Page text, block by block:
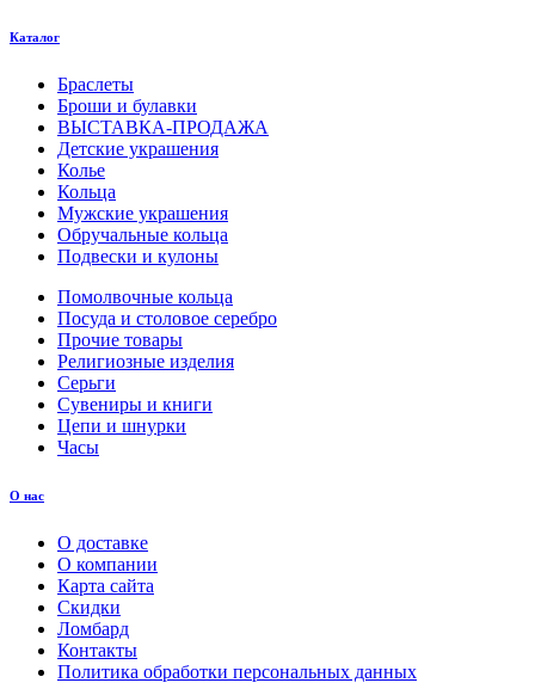
Каталог
Браслеты
Броши и булавки
ВЫСТАВКА-ПРОДАЖА
Детские украшения
Колье
Кольца
Мужские украшения
Обручальные кольца
Подвески и кулоны
Помолвочные кольца
Посуда и столовое серебро
Прочие товары
Религиозные изделия
Серьги
Сувениры и книги
Цепи и шнурки
Часы
О нас
О доставке
О компании
Карта сайта
Скидки
Ломбард
Контакты
Политика обработки персональных данных